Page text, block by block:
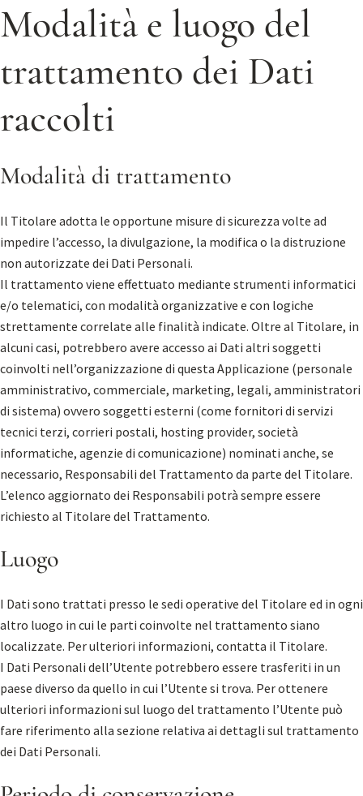
Modalità e luogo del
trattamento dei Dati
raccolti
Modalità di trattamento
Il Titolare adotta le opportune misure di sicurezza volte ad
impedire l’accesso, la divulgazione, la modifica o la distruzione
non autorizzate dei Dati Personali.
Il trattamento viene effettuato mediante strumenti informatici
e/o telematici, con modalità organizzative e con logiche
strettamente correlate alle finalità indicate. Oltre al Titolare, in
alcuni casi, potrebbero avere accesso ai Dati altri soggetti
coinvolti nell’organizzazione di questa Applicazione (personale
amministrativo, commerciale, marketing, legali, amministratori
di sistema) ovvero soggetti esterni (come fornitori di servizi
tecnici terzi, corrieri postali, hosting provider, società
informatiche, agenzie di comunicazione) nominati anche, se
necessario, Responsabili del Trattamento da parte del Titolare.
L’elenco aggiornato dei Responsabili potrà sempre essere
richiesto al Titolare del Trattamento.
Luogo
I Dati sono trattati presso le sedi operative del Titolare ed in ogni
altro luogo in cui le parti coinvolte nel trattamento siano
localizzate. Per ulteriori informazioni, contatta il Titolare.
I Dati Personali dell’Utente potrebbero essere trasferiti in un
paese diverso da quello in cui l’Utente si trova. Per ottenere
ulteriori informazioni sul luogo del trattamento l’Utente può
fare riferimento alla sezione relativa ai dettagli sul trattamento
dei Dati Personali.